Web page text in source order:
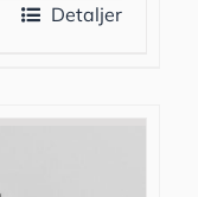
Detaljer